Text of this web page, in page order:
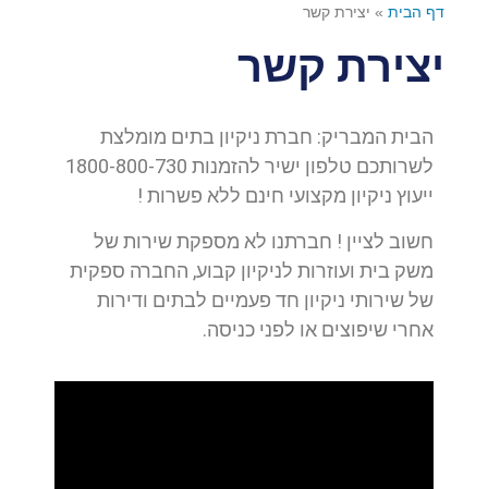
דף הבית » יצירת קשר
יצירת קשר
הבית המבריק: חברת ניקיון בתים מומלצת
לשרותכם טלפון ישיר להזמנות 1800-800-730
ייעוץ ניקיון מקצועי חינם ללא פשרות !
חשוב לציין ! חברתנו לא מספקת שירות של
משק בית ועוזרות לניקיון קבוע, החברה ספקית
של שירותי ניקיון חד פעמיים לבתים ודירות
אחרי שיפוצים או לפני כניסה.